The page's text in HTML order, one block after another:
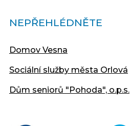
NEPŘEHLÉDNĚTE
Domov Vesna
Sociální služby města Orlová
Dům seniorů "Pohoda", o.p.s.